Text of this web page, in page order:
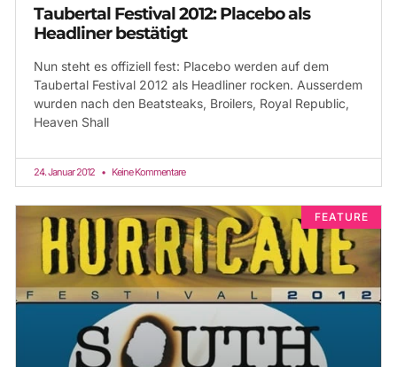
Taubertal Festival 2012: Placebo als
Headliner bestätigt
Nun steht es offiziell fest: Placebo werden auf dem
Taubertal Festival 2012 als Headliner rocken. Ausserdem
wurden nach den Beatsteaks, Broilers, Royal Republic,
Heaven Shall
24. Januar 2012 Keine Kommentare
FEATURE